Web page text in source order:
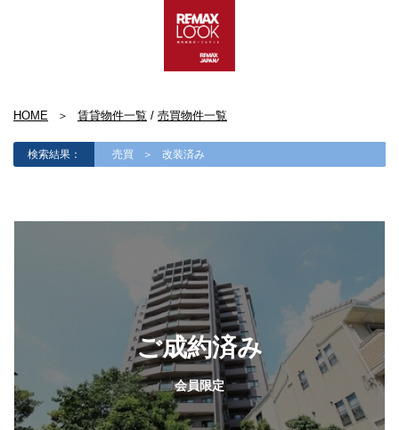
HOME 賃貸物件一覧 / 売買物件一覧
検索結果： 売買 改装済み
ご成約済み
会員限定